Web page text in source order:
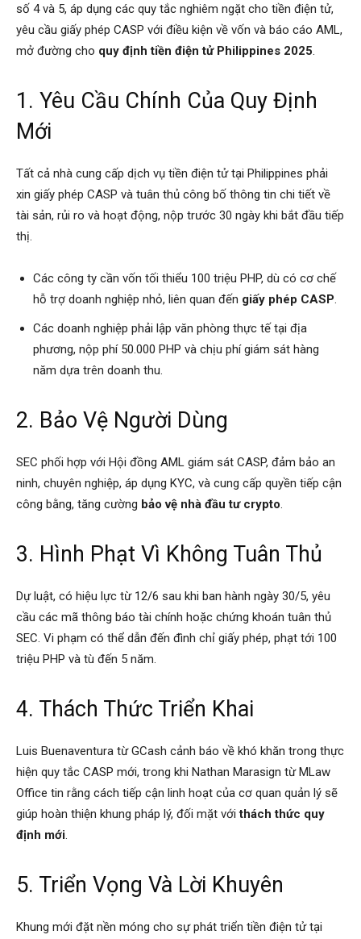
số 4 và 5, áp dụng các quy tắc nghiêm ngặt cho tiền điện tử,
yêu cầu giấy phép CASP với điều kiện về vốn và báo cáo AML,
mở đường cho quy định tiền điện tử Philippines 2025.
1. Yêu Cầu Chính Của Quy Định
Mới
Tất cả nhà cung cấp dịch vụ tiền điện tử tại Philippines phải
xin giấy phép CASP và tuân thủ công bố thông tin chi tiết về
tài sản, rủi ro và hoạt động, nộp trước 30 ngày khi bắt đầu tiếp
thị.
Các công ty cần vốn tối thiểu 100 triệu PHP, dù có cơ chế
hỗ trợ doanh nghiệp nhỏ, liên quan đến giấy phép CASP.
Các doanh nghiệp phải lập văn phòng thực tế tại địa
phương, nộp phí 50.000 PHP và chịu phí giám sát hàng
năm dựa trên doanh thu.
2. Bảo Vệ Người Dùng
SEC phối hợp với Hội đồng AML giám sát CASP, đảm bảo an
ninh, chuyên nghiệp, áp dụng KYC, và cung cấp quyền tiếp cận
công bằng, tăng cường bảo vệ nhà đầu tư crypto.
3. Hình Phạt Vì Không Tuân Thủ
Dự luật, có hiệu lực từ 12/6 sau khi ban hành ngày 30/5, yêu
cầu các mã thông báo tài chính hoặc chứng khoán tuân thủ
SEC. Vi phạm có thể dẫn đến đình chỉ giấy phép, phạt tới 100
triệu PHP và tù đến 5 năm.
4. Thách Thức Triển Khai
Luis Buenaventura từ GCash cảnh báo về khó khăn trong thực
hiện quy tắc CASP mới, trong khi Nathan Marasign từ MLaw
Office tin rằng cách tiếp cận linh hoạt của cơ quan quản lý sẽ
giúp hoàn thiện khung pháp lý, đối mặt vớithách thức quy
định mới.
5. Triển Vọng Và Lời Khuyên
Khung mới đặt nền móng cho sự phát triển tiền điện tử tại